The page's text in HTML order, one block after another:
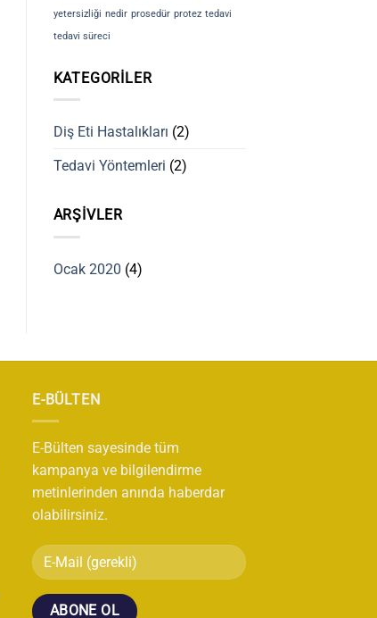
yetersizliği nedir prosedür protez tedavi
tedavi süreci
KATEGORILER
Diş Eti Hastalıkları (2)
Tedavi Yöntemleri (2)
ARŞIVLER
Ocak 2020 (4)
E-BÜLTEN
E-Bülten sayesinde tüm
kampanya ve bilgilendirme
metinlerinden anında haberdar
olabilirsiniz.